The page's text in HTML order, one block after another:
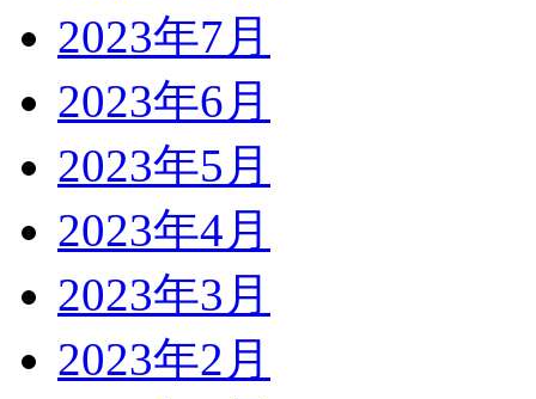
2023年7月
2023年6月
2023年5月
2023年4月
2023年3月
2023年2月